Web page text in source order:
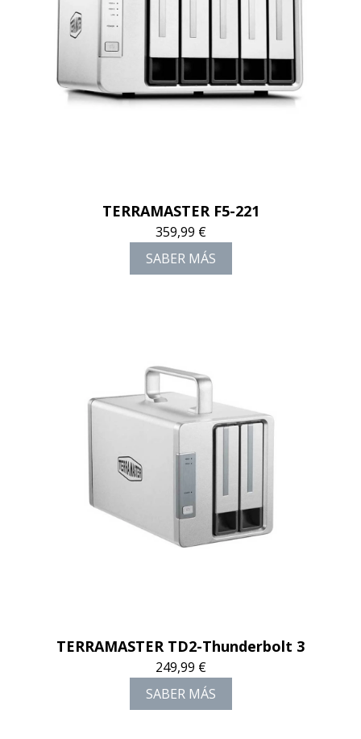
TERRAMASTER F5-221
359,99 €
SABER MÁS
TERRAMASTER TD2-Thunderbolt 3
249,99 €
SABER MÁS